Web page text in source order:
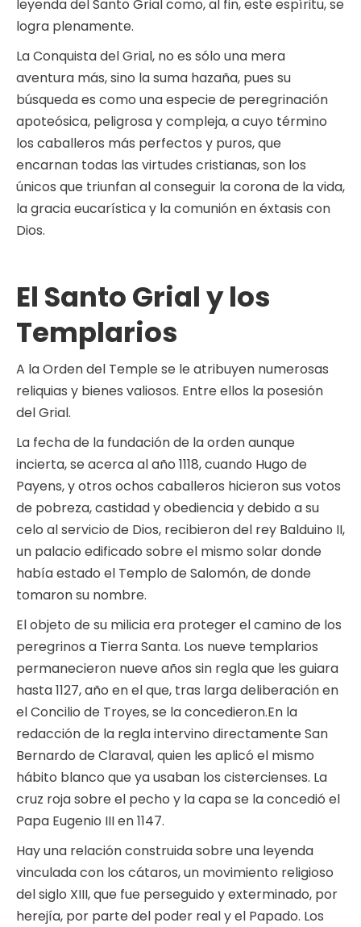
leyenda del Santo Grial como, al fin, este espíritu, se
logra plenamente.
La Conquista del Grial, no es sólo una mera
aventura más, sino la suma hazaña, pues su
búsqueda es como una especie de peregrinación
apoteósica, peligrosa y compleja, a cuyo término
los caballeros más perfectos y puros, que
encarnan todas las virtudes cristianas, son los
únicos que triunfan al conseguir la corona de la vida,
la gracia eucarística y la comunión en éxtasis con
Dios.
El Santo Grial y los
Templarios
A la Orden del Temple se le atribuyen numerosas
reliquias y bienes valiosos. Entre ellos la posesión
del Grial.
La fecha de la fundación de la orden aunque
incierta, se acerca al año 1118, cuando Hugo de
Payens, y otros ochos caballeros hicieron sus votos
de pobreza, castidad y obediencia y debido a su
celo al servicio de Dios, recibieron del rey Balduino II,
un palacio edificado sobre el mismo solar donde
había estado el Templo de Salomón, de donde
tomaron su nombre.
El objeto de su milicia era proteger el camino de los
peregrinos a Tierra Santa. Los nueve templarios
permanecieron nueve años sin regla que les guiara
hasta 1127, año en el que, tras larga deliberación en
el Concilio de Troyes, se la concedieron.En la
redacción de la regla intervino directamente San
Bernardo de Claraval, quien les aplicó el mismo
hábito blanco que ya usaban los cistercienses. La
cruz roja sobre el pecho y la capa se la concedió el
Papa Eugenio III en 1147.
Hay una relación construida sobre una leyenda
vinculada con los cátaros, un movimiento religioso
del siglo XIII, que fue perseguido y exterminado, por
herejía, por parte del poder real y el Papado. Los